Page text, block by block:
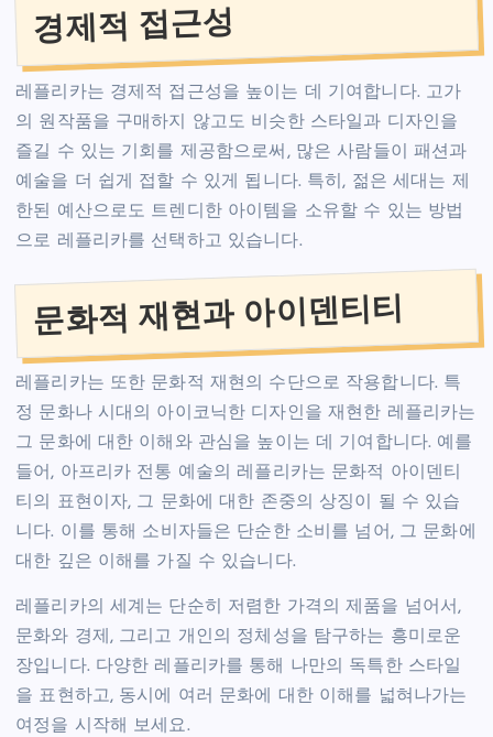
경제적 접근성
레플리카는 경제적 접근성을 높이는 데 기여합니다. 고가
의 원작품을 구매하지 않고도 비슷한 스타일과 디자인을
즐길 수 있는 기회를 제공함으로써, 많은 사람들이 패션과
예술을 더 쉽게 접할 수 있게 됩니다. 특히, 젊은 세대는 제
한된 예산으로도 트렌디한 아이템을 소유할 수 있는 방법
으로 레플리카를 선택하고 있습니다.
문화적 재현과 아이덴티티
레플리카는 또한 문화적 재현의 수단으로 작용합니다. 특
정 문화나 시대의 아이코닉한 디자인을 재현한 레플리카는
그 문화에 대한 이해와 관심을 높이는 데 기여합니다. 예를
들어, 아프리카 전통 예술의 레플리카는 문화적 아이덴티
티의 표현이자, 그 문화에 대한 존중의 상징이 될 수 있습
니다. 이를 통해 소비자들은 단순한 소비를 넘어, 그 문화에
대한 깊은 이해를 가질 수 있습니다.
레플리카의 세계는 단순히 저렴한 가격의 제품을 넘어서,
문화와 경제, 그리고 개인의 정체성을 탐구하는 흥미로운
장입니다. 다양한 레플리카를 통해 나만의 독특한 스타일
을 표현하고, 동시에 여러 문화에 대한 이해를 넓혀나가는
여정을 시작해 보세요.